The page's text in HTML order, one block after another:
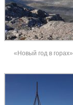
«Новый год в горах»